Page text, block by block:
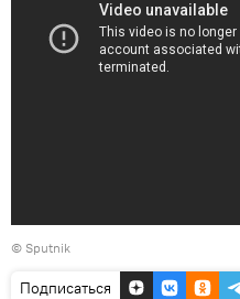
© Sputnik
Подписаться